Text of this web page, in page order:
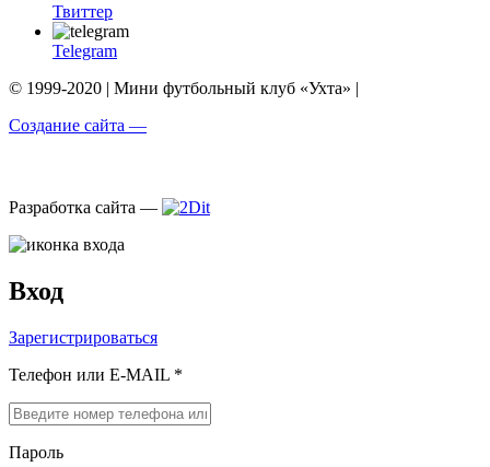
Твиттер
Telegram
© 1999-2020 | Мини футбольный клуб «Ухта» |
Создание сайта —
Разработка сайта —
Вход
Зарегистрироваться
Телефон или E-MAIL *
Пароль